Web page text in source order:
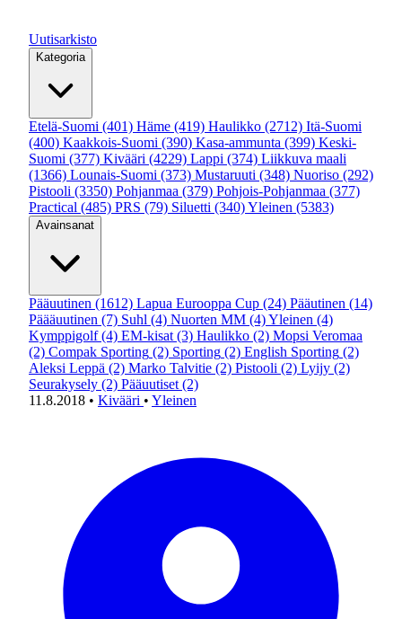
Uutisarkisto
Kategoria
Etelä-Suomi (401) Häme (419) Haulikko (2712) Itä-Suomi
(400) Kaakkois-Suomi (390) Kasa-ammunta (399) Keski-
Suomi (377) Kivääri (4229) Lappi (374) Liikkuva maali
(1366) Lounais-Suomi (373) Mustaruuti (348) Nuoriso (292)
Pistooli (3350) Pohjanmaa (379) Pohjois-Pohjanmaa (377)
Practical (485) PRS (79) Siluetti (340)Yleinen (5383)
Avainsanat
Pääuutinen (1612) Lapua Eurooppa Cup (24) Pääutinen (14)
Päääuutinen (7) Suhl (4) Nuorten MM (4)Yleinen (4)
Kymppigolf (4) EM-kisat (3) Haulikko (2) Mopsi Veromaa
(2) Compak Sporting (2) Sporting (2) English Sporting (2)
Aleksi Leppä (2) Marko Talvitie (2) Pistooli (2) Lyijy (2)
Seurakysely (2) Pääuutiset (2)
11.8.2018 • Kivääri • Yleinen